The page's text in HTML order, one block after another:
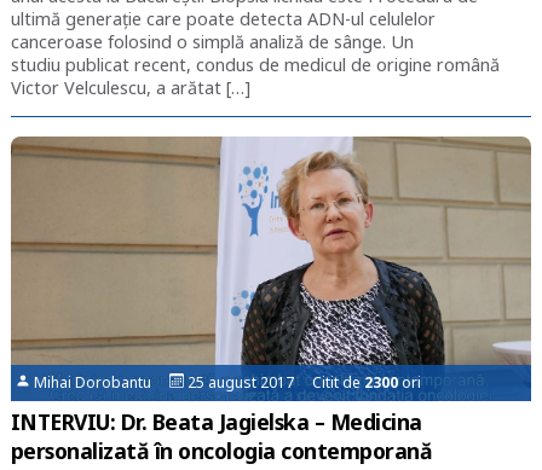
ultimă generație care poate detecta ADN-ul celulelor
canceroase folosind o simplă analiză de sânge. Un
studiu publicat recent, condus de medicul de origine română
Victor Velculescu, a arătat […]
Mihai Dorobantu 25 august 2017 Citit de 2300ori
INTERVIU: Dr. Beata Jagielska – Medicina
personalizată în oncologia contemporană